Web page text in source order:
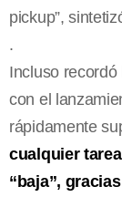
pickup”,
.
Incluso
con el
rápidamente
cualquier
“baja”,